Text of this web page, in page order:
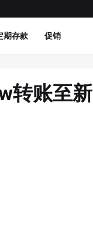
期存款 促销
转账至新